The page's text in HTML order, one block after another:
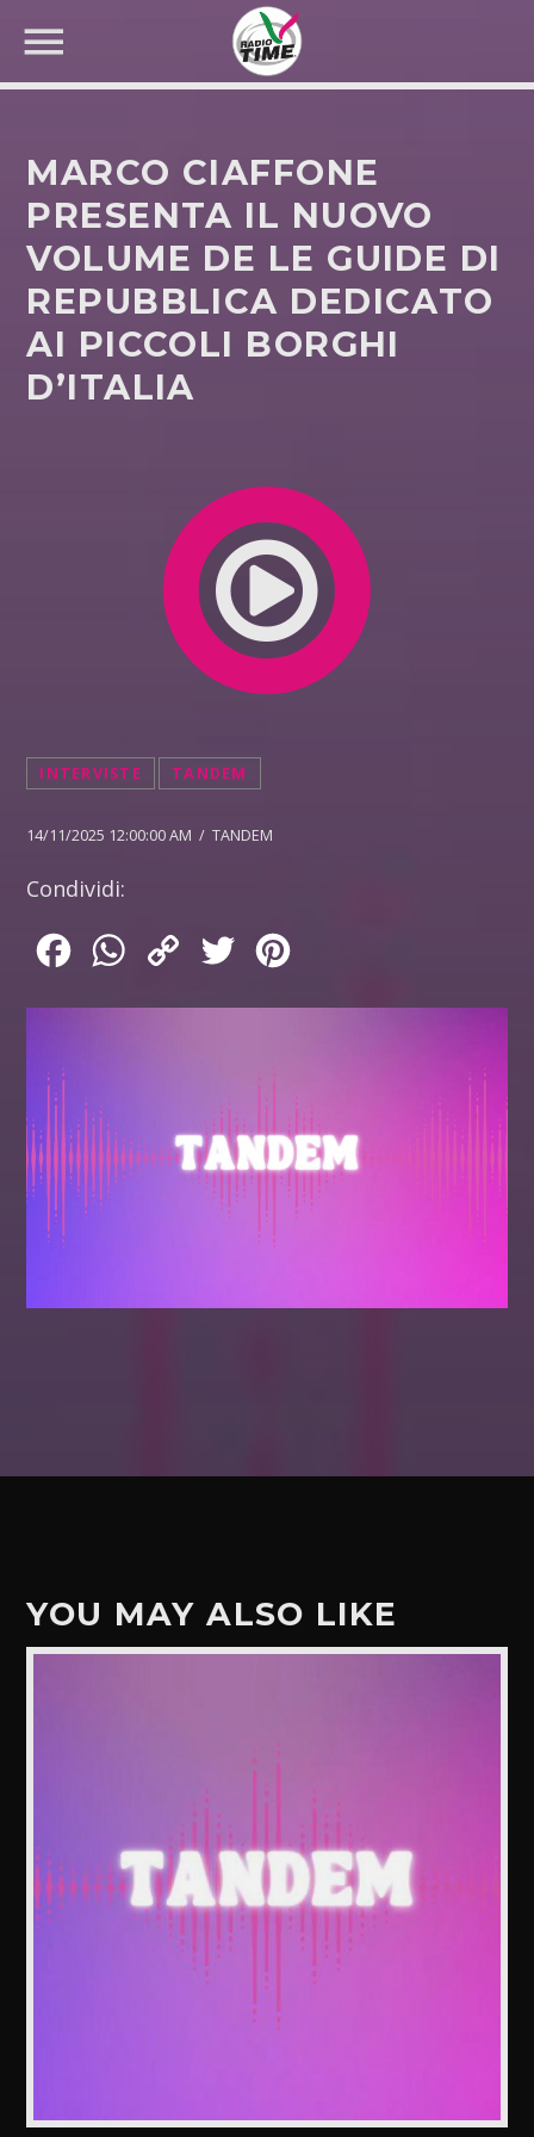
CERCA NEL SITO WEB:
MARCO CIAFFONE
PRESENTA IL NUOVO
VOLUME DE LE GUIDE DI
REPUBBLICA DEDICATO
AI PICCOLI BORGHI
D’ITALIA
INTERVISTE TANDEM
14/11/2025 12:00:00 AM / TANDEM
Condividi:
FacebookWhatsApp
Copy
Twitter
YOU MAY ALSO LIKE